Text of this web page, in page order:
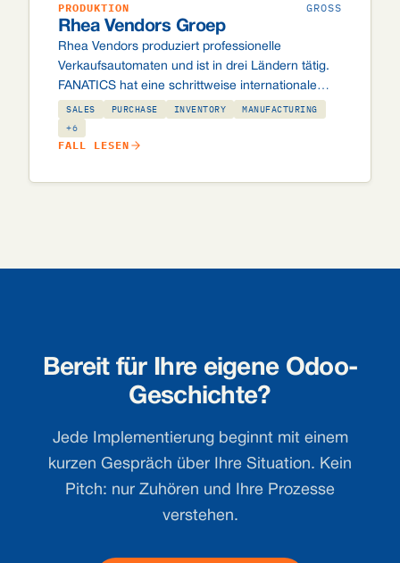
PRODUKTION GROSS
Rhea Vendors Groep
Rhea Vendors produziert professionelle
Verkaufsautomaten und ist in drei Ländern tätig.
FANATICS hat eine schrittweise internationale
Odoo-Implementierung umgesetzt – für die
Niederlande, Österreich und Deutschland, jeweils
mit länderspezifischen steuerlichen
SALES PURCHASE INVENTORY
MANUFACTURING
+6
FALL LESEN
Bereit für Ihre eigene Odoo-
Geschichte?
Jede Implementierung beginnt mit einem
kurzen Gespräch über Ihre Situation. Kein
Pitch: nur Zuhören und Ihre Prozesse
verstehen.